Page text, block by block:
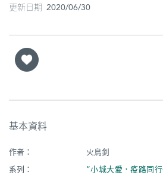
教
更新日期 2020/06/30
基本資料
作者：
火鳥釗
系列：
“小城大愛．疫路同